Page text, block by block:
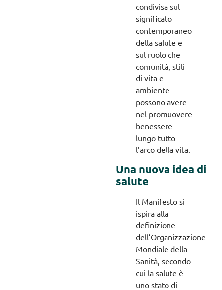
condivisa sul
significato
contemporaneo
della salute e
sul ruolo che
comunità, stili
di vita e
ambiente
possono avere
nel promuovere
benessere
lungo tutto
l’arco della vita.
Una nuova idea di
salute
Il Manifesto si
ispira alla
definizione
dell’Organizzazione
Mondiale della
Sanità, secondo
cui la salute è
uno stato di